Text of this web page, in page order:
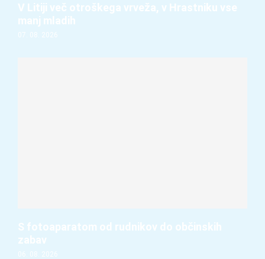
V Litiji več otroškega vrveža, v Hrastniku vse
manj mladih
07. 08. 2026
S fotoaparatom od rudnikov do občinskih
zabav
06. 08. 2026